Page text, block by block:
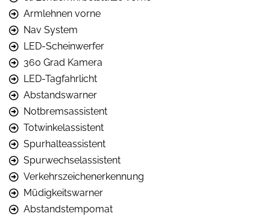
Armlehnen vorne
Nav System
LED-Scheinwerfer
360 Grad Kamera
LED-Tagfahrlicht
Abstandswarner
Notbremsassistent
Totwinkelassistent
Spurhalteassistent
Spurwechselassistent
Verkehrszeichenerkennung
Müdigkeitswarner
Abstandstempomat